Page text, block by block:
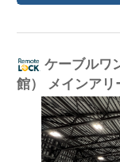
ケーブルワ
館） メインアリ